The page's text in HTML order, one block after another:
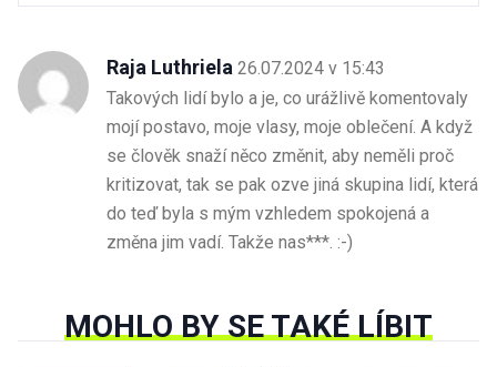
Raja Luthriela 26.07.2024 v 15:43
Takových lidí bylo a je, co urážlivě komentovaly
mojí postavo, moje vlasy, moje oblečení. A když
se člověk snaží něco změnit, aby neměli proč
kritizovat, tak se pak ozve jiná skupina lidí, která
do teď byla s mým vzhledem spokojená a
změna jim vadí. Takže nas***. :-)
MOHLO BY SE TAKÉ LÍBIT